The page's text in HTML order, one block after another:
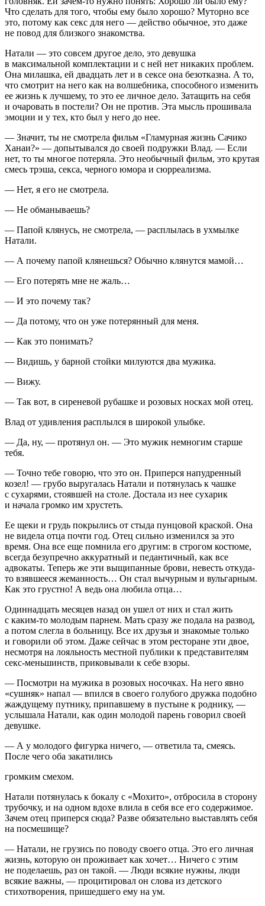
Что сделать для того, чтобы ему было хорошо? Муторно все
это, потому как секс для него — действо обычное, это даже
не повод для близкого знакомства.
Натали — это совсем другое дело, это девушка
в максимальной комплектации и с ней нет никаких проблем.
Она милашка, ей двадцать лет и в сексе она безотказна. А то,
что смотрит на него как на волшебника, способного изменить
ее жизнь к лучшему, то это ее личное дело. Затащить на себя
и очаровать в постели? Он не против. Эта мысль прошивала
эмоции и у тех, кто был у него до нее.
— Значит, ты не смотрела фильм «Гламурная жизнь Сачико
Ханаи?» — допытывался до своей подружки Влад. — Если
нет, то ты многое потеряла. Это необычный фильм, это крутая
смесь трэша, секса, черного юмора и сюрреализма.
— Нет, я его не смотрела.
— Не обманываешь?
— Папой клянусь, не смотрела, — расплылась в ухмылке
Натали.
— А почему папой клянешься? Обычно клянутся мамой…
— Его потерять мне не жаль…
— И это почему так?
— Да потому, что он уже потерянный для меня.
— Как это понимать?
— Видишь, у барной стойки милуются два мужика.
— Вижу.
— Так вот, в сиреневой рубашке и розовых носках мой отец.
Влад от удивления расплылся в широкой улыбке.
— Да, ну, — протянул он. — Это мужик немногим старше
тебя.
— Точно тебе говорю, что это он. Приперся напудренный
козел! — грубо выругалась Натали и потянулась к чашке
с сухарями, стоявшей на столе. Достала из нее сухарик
и начала громко им хрустеть.
Ее щеки и грудь покрылись от стыда пунцовой краской. Она
не видела отца почти год. Отец сильно изменился за это
время. Она все еще помнила его другим: в строгом костюме,
всегда безупречно аккуратный и педантичный, как все
адвокаты. Теперь же эти выщипанные брови, невесть откуда-
то взявшееся жеманность… Он стал вычурным и вульгарным.
Как это грустно! А ведь она любила отца…
Одиннадцать месяцев назад он ушел от них и стал жить
с каким-то молодым парнем. Мать сразу же подала на развод,
а потом слегла в больницу. Все их друзья и знакомые только
и говорили об этом. Даже сейчас в этом ресторане эти двое,
несмотря на лояльность местной публики к представителям
секс-меньшинств, приковывали к себе взоры.
— Посмотри на мужика в розовых носочках. На него явно
«сушняк» напал — впился в своего голубого дружка подобно
жаждущему путнику, припавшему в пустыне к роднику, —
услышала Натали, как один молодой парень говорил своей
девушке.
— А у молодого фигурка ничего, — ответила та, смеясь.
После чего оба закатились
громким смехом.
Натали потянулась к бокалу с «Мохито», отбросила в сторону
трубочку, и на одном вдохе влила в себя все его содержимое.
Зачем отец приперся сюда? Разве обязательно выставлять себя
на посмешище?
— Натали, не грузись по поводу своего отца. Это его личная
жизнь, которую он проживает как хочет… Ничего с этим
не поделаешь, раз он такой. — Люди всякие нужны, люди
всякие важны, — процитировал он слова из детского
стихотворения, пришедшего ему на ум.